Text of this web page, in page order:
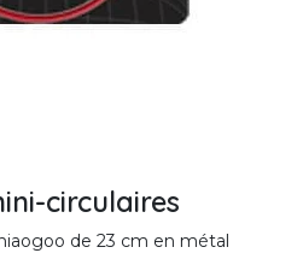
circulaires
de 23 cm en métal